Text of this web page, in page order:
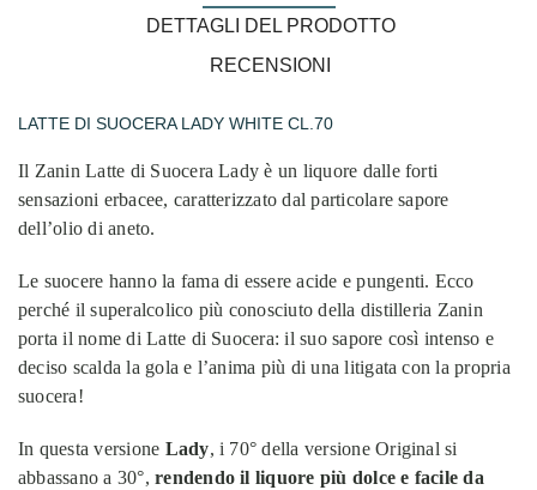
DETTAGLI DEL PRODOTTO
RECENSIONI
LATTE DI SUOCERA LADY WHITE CL.70
Il Zanin Latte di Suocera Lady è un liquore dalle forti
sensazioni erbacee, caratterizzato dal particolare sapore
dell’olio di aneto.
Le suocere hanno la fama di essere acide e pungenti. Ecco
perché il superalcolico più conosciuto della distilleria Zanin
porta il nome di Latte di Suocera: il suo sapore così intenso e
deciso scalda la gola e l’anima più di una litigata con la propria
suocera!
In questa versione Lady, i 70° della versione Original si
abbassano a 30°, rendendo il liquore più dolce e facile da